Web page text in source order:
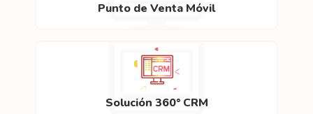
Punto de Venta Móvil
Solución 360° CRM